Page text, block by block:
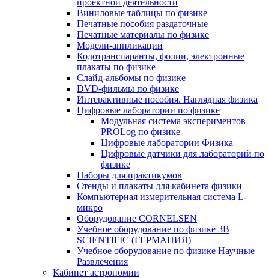
проектной деятельности
Виниловые таблицы по физике
Печатные пособия раздаточные
Печатные материалы по физике
Модели-аппликации
Кодотранспаранты, фолии, электронные
плакаты по физике
Слайд-альбомы по физике
DVD-фильмы по физике
Интерактивные пособия. Наглядная физика
Цифровые лаборатории по физике
Модульная система экспериментов
PROLog по физике
Цифровые лаборатории Физика
Цифровые датчики для лабораторий по
физике
Наборы для практикумов
Стенды и плакаты для кабинета физики
Компьютерная измерительная система L-
микро
Оборудование CORNELSEN
Учебное оборудование по физике 3B
SCIENTIFIC (ГЕРМАНИЯ)
Учебное оборудование по физике Научные
Развлечения
Кабинет астрономии